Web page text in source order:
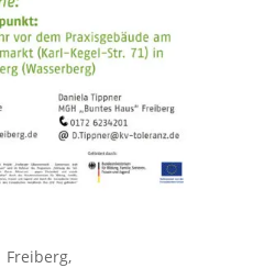
Freiberg,